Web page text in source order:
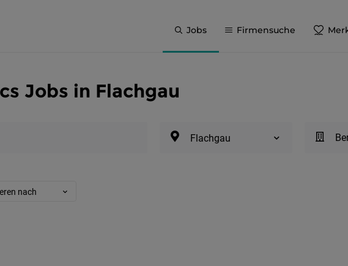
Jobs Firmensuche
Jobs in Flachgau
Flachgau
nach